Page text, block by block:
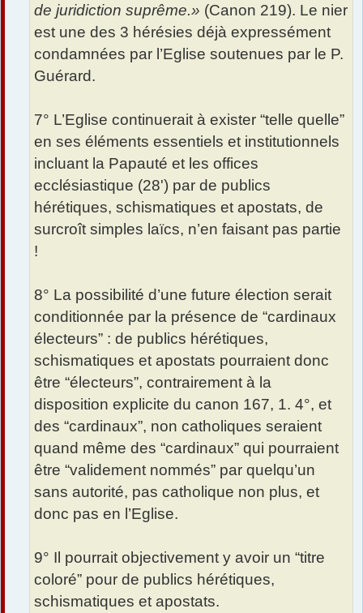
de juridiction suprême.» (Canon 219). Le nier
est une des 3 hérésies déjà expressément
condamnées par l’Eglise soutenues par le P.
Guérard.
7° L’Eglise continuerait à exister “telle quelle”
en ses éléments essentiels et institutionnels
incluant la Papauté et les offices
ecclésiastique (28') par de publics
hérétiques, schismatiques et apostats, de
surcroît simples laïcs, n’en faisant pas partie
!
8° La possibilité d’une future élection serait
conditionnée par la présence de “cardinaux
électeurs” : de publics hérétiques,
schismatiques et apostats pourraient donc
être “électeurs”, contrairement à la
disposition explicite du canon 167, 1. 4°, et
des “cardinaux”, non catholiques seraient
quand même des “cardinaux” qui pourraient
être “validement nommés” par quelqu’un
sans autorité, pas catholique non plus, et
donc pas en l’Eglise.
9° Il pourrait objectivement y avoir un “titre
coloré” pour de publics hérétiques,
schismatiques et apostats.